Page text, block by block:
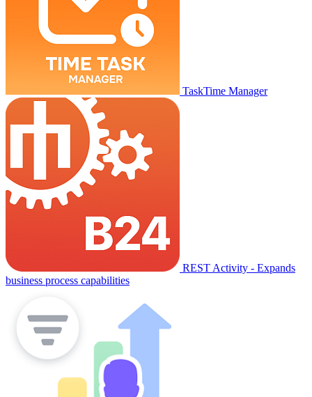
TaskTime Manager
REST Activity - Expands
business process capabilities